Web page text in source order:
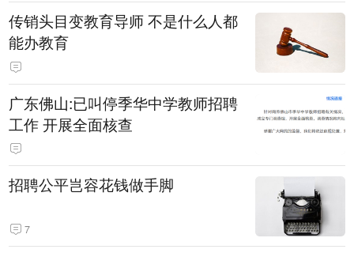
传销头目变教育导师 不是什么人都
能办教育
广东佛山:已叫停季华中学教师招聘
工作 开展全面核查
招聘公平岂容花钱做手脚
7